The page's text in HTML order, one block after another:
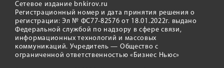
Сетевое издание bnkirov.ru
Регистрационный номер и дата принятия решения о
регистрации: Эл № ФС77-82576 от 18.01.2022г. выдано
Федеральной службой по надзору в сфере связи,
информационных технологий и массовых
коммуникаций. Учредитель — Общество с
ограниченной ответственностью «Бизнес Ньюс»